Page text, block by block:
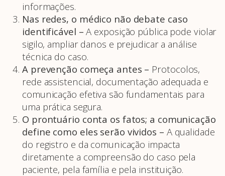
informações.
Nas redes, o médico não debate caso
identificável –A exposição pública pode violar
sigilo, ampliar danos e prejudicar a análise
técnica do caso.
A prevenção começa antes – Protocolos,
rede assistencial, documentação adequada e
comunicação efetiva são fundamentais para
uma prática segura.
O prontuário conta os fatos; a comunicação
define como eles serão vividos – A qualidade
do registro e da comunicação impacta
diretamente a compreensão do caso pela
paciente, pela família e pela instituição.